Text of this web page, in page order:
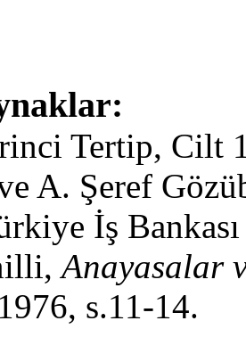
Tertip, Cilt
A. Şeref
İş
Anayasalar
s.11-14.